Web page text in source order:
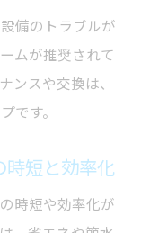
備のトラブルが
ムが推奨されて
ンスや交換は、
です。
短と効率化
時短や効率化が